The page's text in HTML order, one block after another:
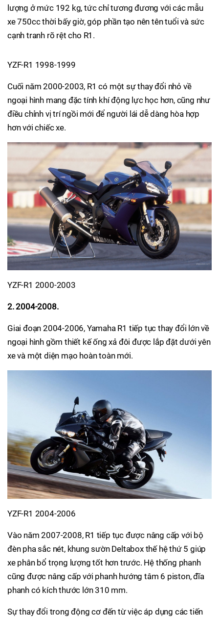
lượng ở mức 192 kg, tức chỉ tương đương với các mẫu
xe 750cc thời bấy giờ, góp phần tạo nên tên tuổi và sức
cạnh tranh rõ rệt cho R1.
YZF-R1 1998-1999
Cuối năm 2000-2003, R1 có một sự thay đổi nhỏ về
ngoại hình mang đặc tính khí động lực học hơn, cũng như
điều chỉnh vị trí ngồi mới để người lái dễ dàng hòa hợp
hơn với chiếc xe.
YZF-R1 2000-2003​
2. 2004-2008.
Giai đoạn 2004-2006, Yamaha R1 tiếp tục thay đổi lớn về
ngoại hình gồm thiết kế ống xả đôi được lắp đặt dưới yên
xe và một diện mạo hoàn toàn mới.
YZF-R1 2004-2006
Vào năm 2007-2008, R1 tiếp tục được nâng cấp với bộ
đèn pha sắc nét, khung sườn Deltabox thế hệ thứ 5 giúp
xe phân bổ trọng lượng tốt hơn trước. Hệ thống phanh
cũng được nâng cấp với phanh hướng tâm 6 piston, đĩa
phanh có kích thước lớn 310 mm.
Sự thay đổi trong động cơ đến từ việc áp dụng các tiến